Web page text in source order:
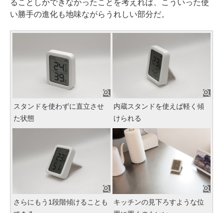
ることしかできなかったことを考えれば、こういった使
い勝手の進化も地味ながらうれしい部分だ。
スタンドを使わずに直立させ
た状態
内蔵スタンドを使えば軽く傾
けられる
さらにもう1段階傾けることも
キッチンの見下ろすような位